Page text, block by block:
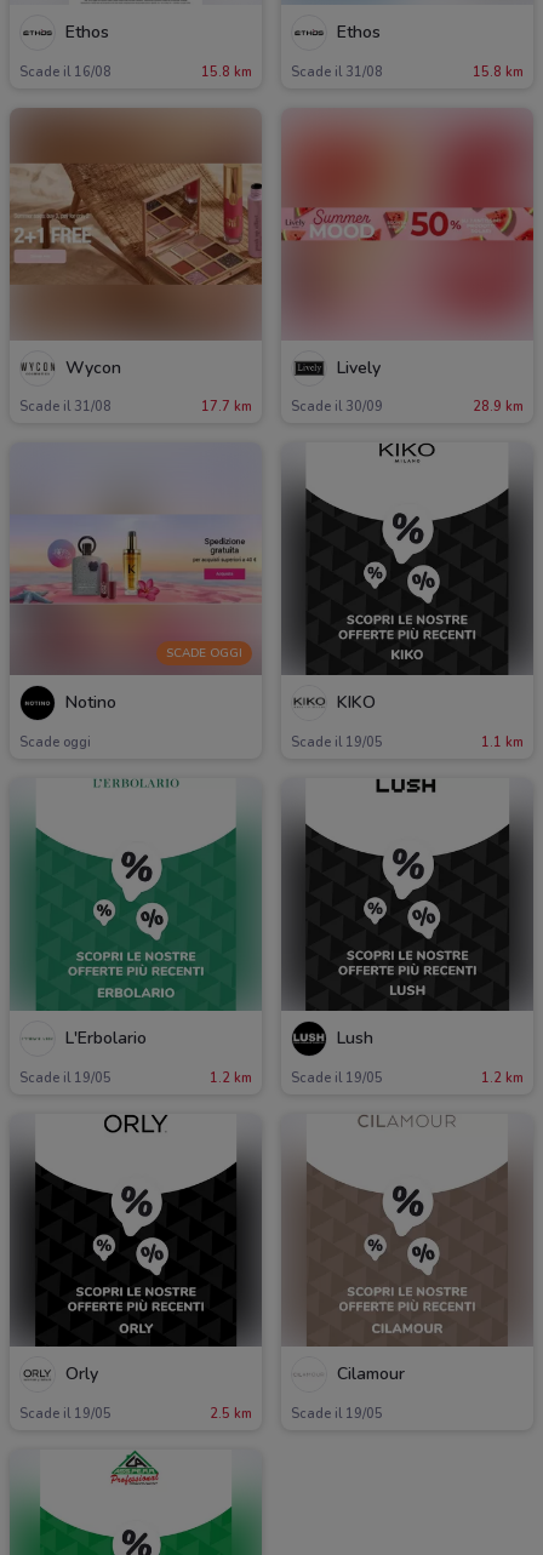
Ethos
Scade il 16/08 15.8 km
Ethos
Scade il 31/08 15.8 km
Wycon
Scade il 31/08 17.7 km
Lively
Scade il 30/09 28.9 km
SCADE OGGI
Notino
Scade oggi
KIKO
Scade il 19/05 1.1 km
L'Erbolario
Scade il 19/05 1.2 km
Lush
Scade il 19/05 1.2 km
Orly
Scade il 19/05 2.5 km
Cilamour
Scade il 19/05